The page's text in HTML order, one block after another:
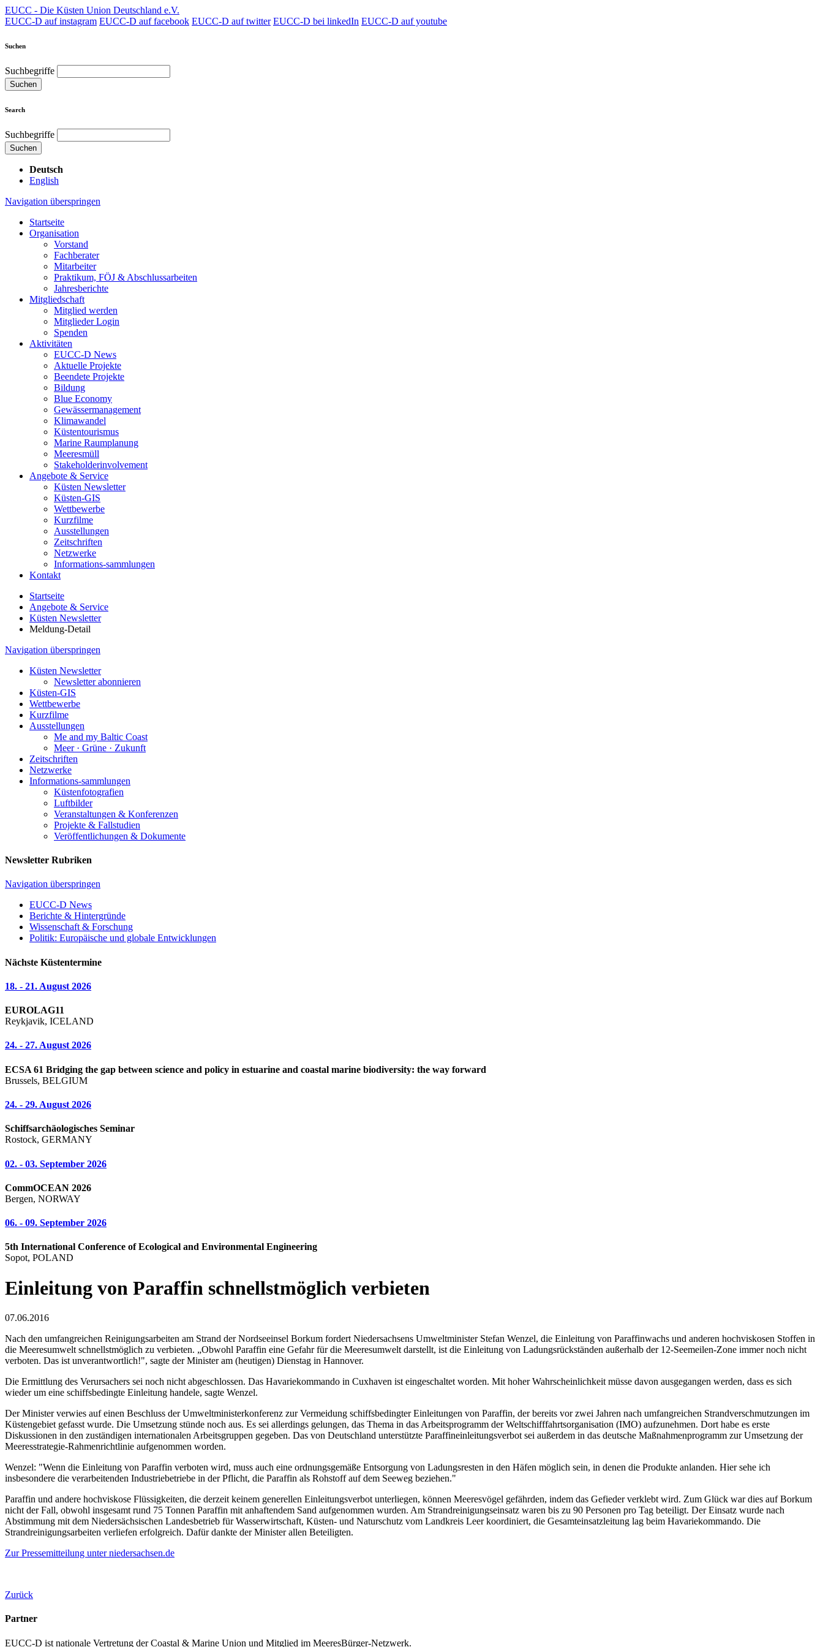
EUCC - Die Küsten Union Deutschland e.V.
EUCC-D auf instagram EUCC-D auf facebook EUCC-D auf twitter EUCC-D bei linkedIn EUCC-D auf youtube
Suchen
Suchbegriffe
Suchen
Search
Suchbegriffe
Suchen
Deutsch
English
Navigation überspringen
Startseite
Organisation
Vorstand
Fachberater
Mitarbeiter
Praktikum, FÖJ & Abschlussarbeiten
Jahresberichte
Mitgliedschaft
Mitglied werden
Mitglieder Login
Spenden
Aktivitäten
EUCC-D News
Aktuelle Projekte
Beendete Projekte
Bildung
Blue Economy
Gewässermanagement
Klimawandel
Küstentourismus
Marine Raumplanung
Meeresmüll
Stakeholderinvolvement
Angebote & Service
Küsten Newsletter
Küsten-GIS
Wettbewerbe
Kurzfilme
Ausstellungen
Zeitschriften
Netzwerke
Informations-sammlungen
Kontakt
Startseite
Angebote & Service
Küsten Newsletter
Meldung-Detail
Navigation überspringen
Küsten Newsletter
Newsletter abonnieren
Küsten-GIS
Wettbewerbe
Kurzfilme
Ausstellungen
Me and my Baltic Coast
Meer · Grüne · Zukunft
Zeitschriften
Netzwerke
Informations-sammlungen
Küstenfotografien
Luftbilder
Veranstaltungen & Konferenzen
Projekte & Fallstudien
Veröffentlichungen & Dokumente
Newsletter Rubriken
Navigation überspringen
EUCC-D News
Berichte & Hintergründe
Wissenschaft & Forschung
Politik: Europäische und globale Entwicklungen
Nächste Küstentermine
18. - 21. August 2026
EUROLAG11
Reykjavik, ICELAND
24. - 27. August 2026
ECSA 61 Bridging the gap between science and policy in estuarine and coastal marine biodiversity: the way forward
Brussels, BELGIUM
24. - 29. August 2026
Schiffsarchäologisches Seminar
Rostock, GERMANY
02. - 03. September 2026
CommOCEAN 2026
Bergen, NORWAY
06. - 09. September 2026
5th International Conference of Ecological and Environmental Engineering
Sopot, POLAND
Einleitung von Paraffin schnellstmöglich verbieten
07.06.2016
Nach den umfangreichen Reinigungsarbeiten am Strand der Nordseeinsel Borkum fordert Niedersachsens Umweltminister Stefan Wenzel, die Einleitung von Paraffinwachs und anderen hochviskosen Stoffen in
die Meeresumwelt schnellstmöglich zu verbieten. „Obwohl Paraffin eine Gefahr für die Meeresumwelt darstellt, ist die Einleitung von Ladungsrückständen außerhalb der 12-Seemeilen-Zone immer noch nicht
verboten. Das ist unverantwortlich!", sagte der Minister am (heutigen) Dienstag in Hannover.
Die Ermittlung des Verursachers sei noch nicht abgeschlossen. Das Havariekommando in Cuxhaven ist eingeschaltet worden. Mit hoher Wahrscheinlichkeit müsse davon ausgegangen werden, dass es sich
wieder um eine schiffsbedingte Einleitung handele, sagte Wenzel.
Der Minister verwies auf einen Beschluss der Umweltministerkonferenz zur Vermeidung schiffsbedingter Einleitungen von Paraffin, der bereits vor zwei Jahren nach umfangreichen Strandverschmutzungen im
Küstengebiet gefasst wurde. Die Umsetzung stünde noch aus. Es sei allerdings gelungen, das Thema in das Arbeitsprogramm der Weltschifffahrtsorganisation (IMO) aufzunehmen. Dort habe es erste
Diskussionen in den zuständigen internationalen Arbeitsgruppen gegeben. Das von Deutschland unterstützte Paraffineinleitungsverbot sei außerdem in das deutsche Maßnahmenprogramm zur Umsetzung der
Meeresstrategie-Rahmenrichtlinie aufgenommen worden.
Wenzel: "Wenn die Einleitung von Paraffin verboten wird, muss auch eine ordnungsgemäße Entsorgung von Ladungsresten in den Häfen möglich sein, in denen die Produkte anlanden. Hier sehe ich
insbesondere die verarbeitenden Industriebetriebe in der Pflicht, die Paraffin als Rohstoff auf dem Seeweg beziehen."
Paraffin und andere hochviskose Flüssigkeiten, die derzeit keinem generellen Einleitungsverbot unterliegen, können Meeresvögel gefährden, indem das Gefieder verklebt wird. Zum Glück war dies auf Borkum
nicht der Fall, obwohl insgesamt rund 75 Tonnen Paraffin mit anhaftendem Sand aufgenommen wurden. Am Strandreinigungseinsatz waren bis zu 90 Personen pro Tag beteiligt. Der Einsatz wurde nach
Abstimmung mit dem Niedersächsischen Landesbetrieb für Wasserwirtschaft, Küsten- und Naturschutz vom Landkreis Leer koordiniert, die Gesamteinsatzleitung lag beim Havariekommando. Die
Strandreinigungsarbeiten verliefen erfolgreich. Dafür dankte der Minister allen Beteiligten.
Zur Pressemitteilung unter niedersachsen.de
Zurück
Partner
EUCC-D ist nationale Vertretung der Coastal & Marine Union und Mitglied im MeeresBürger-Netzwerk.